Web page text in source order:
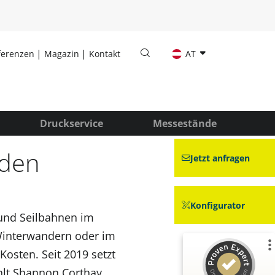
Magazin Kontakt AT
Druckservice Messestände
Seilbahnen im
oder im
Seit 2019 setzt
Kundenbewertungen und Erfahrungen zu
Jetzt anfragen
Konfigurator